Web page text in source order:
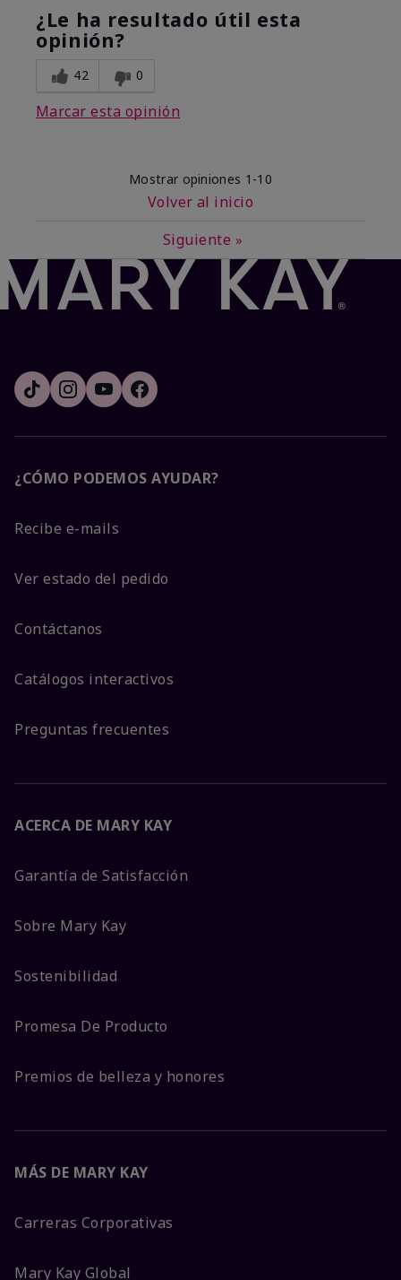
¿Le ha resultado útil esta
opinión?
42 0
Marcar esta opinión
Mostrar opiniones 1-10
Volver al inicio
Siguiente »
¿CÓMO PODEMOS AYUDAR?
Recibe e-mails
Ver estado del pedido
Contáctanos
Catálogos interactivos
Preguntas frecuentes
ACERCA DE MARY KAY
Garantía de Satisfacción
Sobre Mary Kay
Sostenibilidad
Promesa De Producto
Premios de belleza y honores
MÁS DE MARY KAY
Carreras Corporativas
Mary Kay Global